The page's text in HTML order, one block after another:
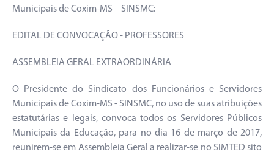
Municipais de Coxim-MS – SINSMC:
EDITAL DE CONVOCAÇÃO - PROFESSORES
ASSEMBLEIA GERAL EXTRAORDINÁRIA
O Presidente do Sindicato dos Funcionários e Servidores
Municipais de Coxim-MS - SINSMC, no uso de suas atribuições
estatutárias e legais, convoca todos os Servidores Públicos
Municipais da Educação, para no dia 16 de março de 2017,
reunirem-se em Assembleia Geral a realizar-se no SIMTED sito